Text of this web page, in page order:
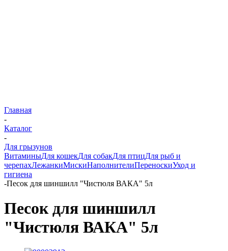
Главная
-
Каталог
-
Для грызунов
ВитаминыДля кошекДля собакДля птицДля рыб и
черепахЛежанкиМискиНаполнителиПереноскиУход и
гигиена
-Песок для шиншилл "Чистюля ВАКА" 5л
Песок для шиншилл
"Чистюля ВАКА" 5л